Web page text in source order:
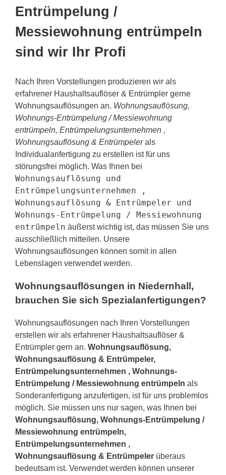
Entrümpelung /
Messiewohnung entrümpeln
sind wir Ihr Profi
Nach Ihren Vorstellungen produzieren wir als
erfahrener Haushaltsauflöser & Entrümpler gerne
Wohnungsauflösungen an. Wohnungsauflösung,
Wohnungs-Entrümpelung / Messiewohnung
entrümpeln, Entrümpelungsunternehmen ,
Wohnungsauflösung & Entrümpelerals
Individualanfertigung zu erstellen ist für uns
störungsfrei möglich. Was Ihnen bei
Wohnungsauflösung und
Entrümpelungsunternehmen ,
Wohnungsauflösung & Entrümpeler und
Wohnungs-Entrümpelung / Messiewohnung
entrümpeln äußerst wichtig ist, das müssen Sie uns
ausschließlich mitteilen. Unsere
Wohnungsauflösungen können somit in allen
Lebenslagen verwendet werden.
Wohnungsauflösungen in Niedernhall,
brauchen Sie sich Spezialanfertigungen?
Wohnungsauflösungen nach Ihren Vorstellungen
erstellen wir als erfahrener Haushaltsauflöser &
Entrümpler gern an. Wohnungsauflösung,
Wohnungsauflösung & Entrümpeler,
Entrümpelungsunternehmen , Wohnungs-
Entrümpelung / Messiewohnung entrümpeln als
Sonderanfertigung anzufertigen, ist für uns problemlos
möglich. Sie müssen uns nur sagen, was Ihnen bei
Wohnungsauflösung, Wohnungs-Entrümpelung /
Messiewohnung entrümpeln,
Entrümpelungsunternehmen ,
Wohnungsauflösung & Entrümpeler überaus
bedeutsam ist. Verwendet werden können unserer